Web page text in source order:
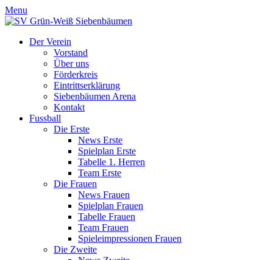
Menu
Der Verein
Vorstand
Über uns
Förderkreis
Eintrittserklärung
Siebenbäumen Arena
Kontakt
Fussball
Die Erste
News Erste
Spielplan Erste
Tabelle 1. Herren
Team Erste
Die Frauen
News Frauen
Spielplan Frauen
Tabelle Frauen
Team Frauen
Spieleimpressionen Frauen
Die Zweite